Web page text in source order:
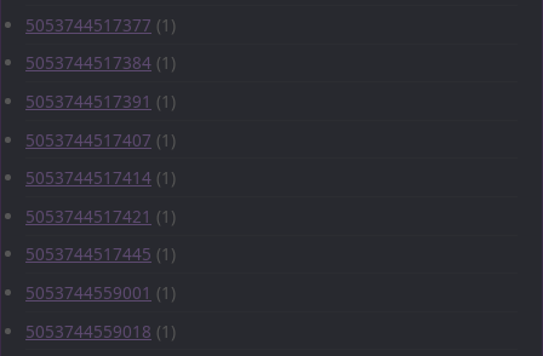
5053744517377 (1)
5053744517384 (1)
5053744517391 (1)
5053744517407 (1)
5053744517414 (1)
5053744517421 (1)
5053744517445 (1)
5053744559001 (1)
5053744559018 (1)